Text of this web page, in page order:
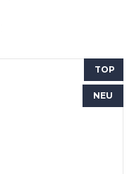
TOP
NEU